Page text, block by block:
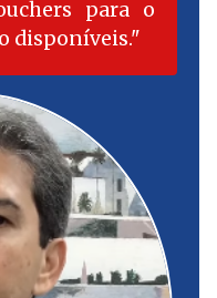
para o
disponíveis.